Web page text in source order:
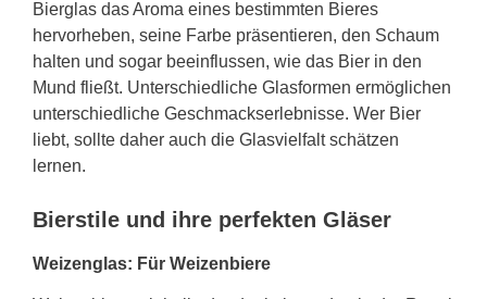
Bierglas das Aroma eines bestimmten Bieres
hervorheben, seine Farbe präsentieren, den Schaum
halten und sogar beeinflussen, wie das Bier in den
Mund fließt. Unterschiedliche Glasformen ermöglichen
unterschiedliche Geschmackserlebnisse. Wer Bier
liebt, sollte daher auch die Glasvielfalt schätzen
lernen.
Bierstile und ihre perfekten Gläser
Weizenglas: Für Weizenbiere